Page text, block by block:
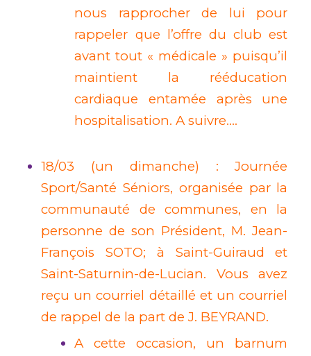
nous rapprocher de lui pour
rappeler que l’offre du club est
avant tout « médicale » puisqu’il
maintient la rééducation
cardiaque entamée après une
hospitalisation. A suivre….
18/03 (un dimanche) : Journée
Sport/Santé Séniors, organisée par la
communauté de communes, en la
personne de son Président, M. Jean-
François SOTO; à Saint-Guiraud et
Saint-Saturnin-de-Lucian. Vous avez
reçu un courriel détaillé et un courriel
de rappel de la part de J. BEYRAND.
A cette occasion, un barnum